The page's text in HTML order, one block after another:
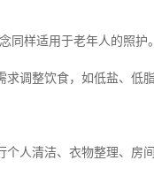
同样适用于老年人的照护
调整饮食，如低盐、低
人清洁、衣物整理、房